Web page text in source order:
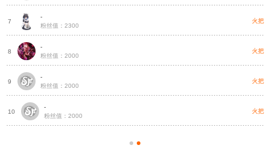
7
-
粉丝值：2300
火把
8
-
粉丝值：2000
火把
9
-
粉丝值：2000
火把
10
-
粉丝值：2000
火把